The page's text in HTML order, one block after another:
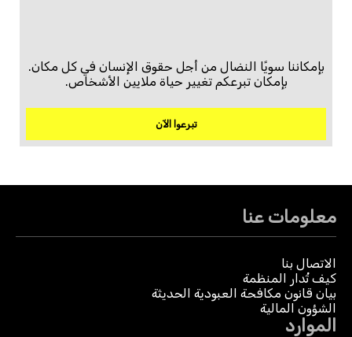
بإمكاننا سويًا النضال من أجل حقوق الإنسان في كل مكان.
بإمكان تبرعكم تغيير حياة ملايين الأشخاص.
تبرعوا الآن
معلومات عنا
الاتصال بنا
كيف تُدار المنظمة
بيان قانون مكافحة العبودية الحديثة
الشؤون المالية
الموارد